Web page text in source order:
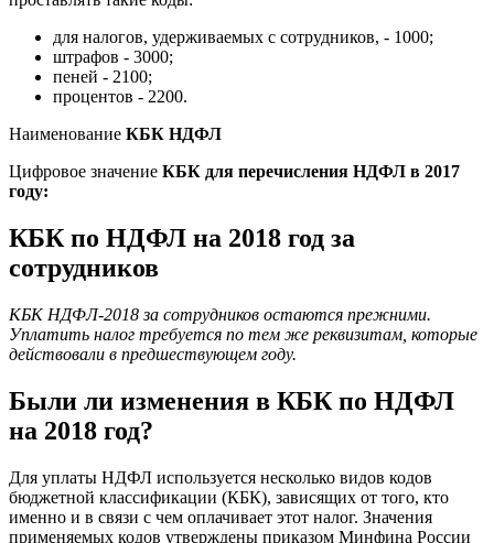
для налогов, удерживаемых с сотрудников, - 1000;
штрафов - 3000;
пеней - 2100;
процентов - 2200.
Наименование КБК НДФЛ
Цифровое значение КБК для перечисления НДФЛ в 2017
году:
КБК по НДФЛ на 2018 год за
сотрудников
КБК НДФЛ-2018 за сотрудников остаются прежними.
Уплатить налог требуется по тем же реквизитам, которые
действовали в предшествующем году.
Были ли изменения в КБК по НДФЛ
на 2018 год?
Для уплаты НДФЛ используется несколько видов кодов
бюджетной классификации (КБК), зависящих от того, кто
именно и в связи с чем оплачивает этот налог. Значения
применяемых кодов утверждены приказом Минфина России